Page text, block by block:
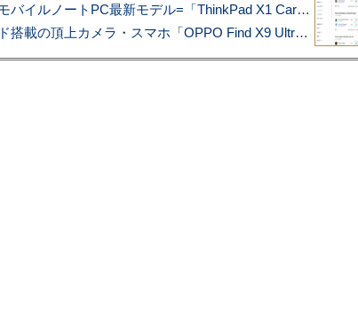
あこがれの旗艦モバイルノートPC最新モデル=「ThinkPad X1 Carbon Gen 14 Aura Edition」実機レビュー
ハッセルブラッド搭載の頂上カメラ・スマホ「OPPO Find X9 Ultra」実写レビュー=プロが本気で徹底撮影しました!!